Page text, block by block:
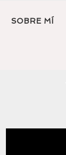
SOBRE MÍ